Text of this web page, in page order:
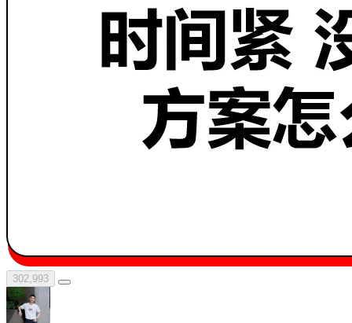
302,993